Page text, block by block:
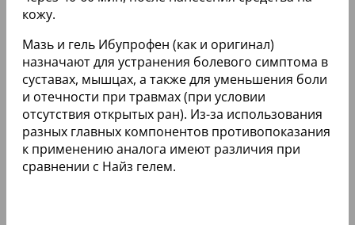
кожу.
Мазь и гель Ибупрофен (как и оригинал)
назначают для устранения болевого симптома в
суставах, мышцах, а также для уменьшения боли
и отечности при травмах (при условии
отсутствия открытых ран). Из-за использования
разных главных компонентов противопоказания
к применению аналога имеют различия при
сравнении с Найз гелем.